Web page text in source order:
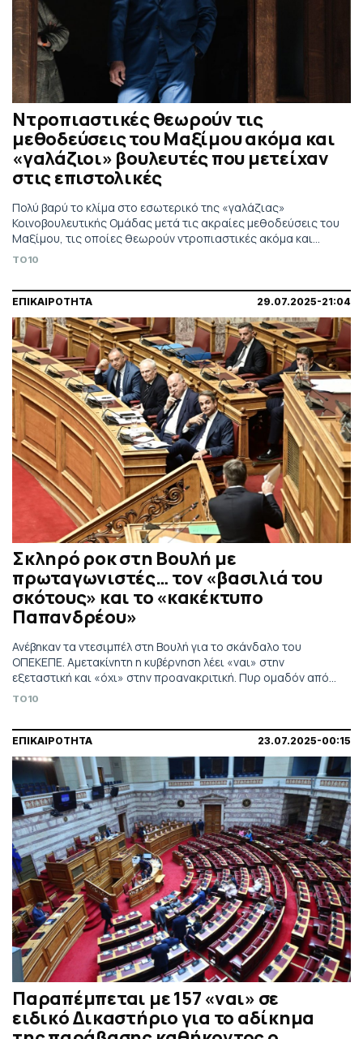
Ντροπιαστικές θεωρούν τις
μεθοδεύσεις του Μαξίμου ακόμα και
«γαλάζιοι» βουλευτές που μετείχαν
στις επιστολικές
Πολύ βαρύ το κλίμα στο εσωτερικό της «γαλάζιας»
Κοινοβουλευτικής Ομάδας μετά τις ακραίες μεθοδεύσεις του
Μαξίμου, τις οποίες θεωρούν ντροπιαστικές ακόμα και
βουλευτές που υποχρεώθηκαν να συμμετάσχουν στις
TO10
ΕΠΙΚΑΙΡΟΤΗΤΑ 29.07.2025-21:04
Σκληρό ροκ στη Βουλή με
πρωταγωνιστές… τον «βασιλιά του
σκότους» και το «κακέκτυπο
Παπανδρέου»
Ανέβηκαν τα ντεσιμπέλ στη Βουλή για το σκάνδαλο του
ΟΠΕΚΕΠΕ. Αμετακίνητη η κυβέρνηση λέει «ναι» στην
εξεταστική και «όχι» στην προανακριτική. Πυρ ομαδόν από
τα κόμματα της αντιπολίτευσης.
TO10
ΕΠΙΚΑΙΡΟΤΗΤΑ 23.07.2025-00:15
Παραπέμπεται με 157 «ναι» σε
ειδικό Δικαστήριο για το αδίκημα